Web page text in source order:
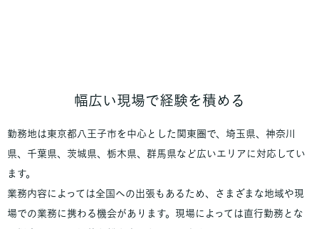
幅広い現場で経験を積める
勤務地は東京都八王子市を中心とした関東圏で、埼玉県、神奈川
県、千葉県、茨城県、栃木県、群馬県など広いエリアに対応してい
ます。
業務内容によっては全国への出張もあるため、さまざまな地域や現
場での業務に携わる機会があります。現場によっては直行勤務とな